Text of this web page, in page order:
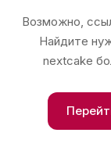
Возможно,
Найдите
nextcake